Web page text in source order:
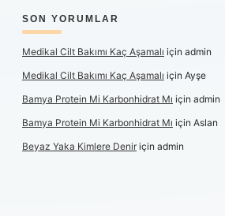
SON YORUMLAR
Medikal Cilt Bakımı Kaç Aşamalı için admin
Medikal Cilt Bakımı Kaç Aşamalı için Ayşe
Bamya Protein Mi Karbonhidrat Mı için admin
Bamya Protein Mi Karbonhidrat Mı için Aslan
Beyaz Yaka Kimlere Deniriçin admin